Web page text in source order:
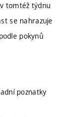
tomtéž týdnu
se nahrazuje
pokynů
poznatky